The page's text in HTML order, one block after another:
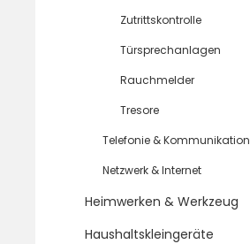
Zutrittskontrolle
Türsprechanlagen
Rauchmelder
Tresore
Telefonie & Kommunikation
Netzwerk & Internet
Heimwerken & Werkzeug
Haushaltskleingeräte